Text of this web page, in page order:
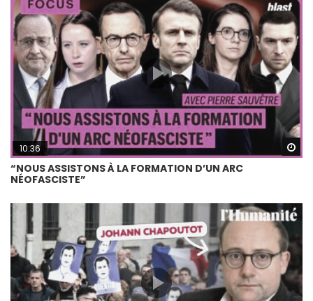
10:36
“NOUS ASSISTONS À LA FORMATION D’UN ARC
NÉOFASCISTE”